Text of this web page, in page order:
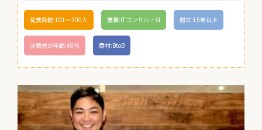
従業員数:101〜300人 業種:ITコンサル・SI 創立:15年以上
決裁者の年齢:40代 商材:BtoB